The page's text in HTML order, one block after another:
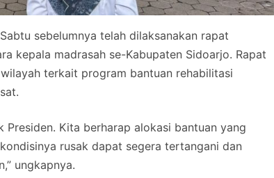
sebelumnya telah dilaksanakan rapat
kepala madrasah se-Kabupaten Sidoarjo. Rapat
terkait program bantuan rehabilitasi
Kita berharap alokasi bantuan yang
rusak dapat segera tertangani dan
ungkapnya.